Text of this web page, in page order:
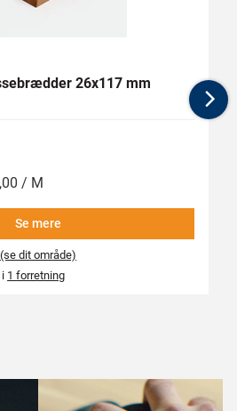
26x117 mm
/ M
Se mere
(se dit område)
i 1 forretning